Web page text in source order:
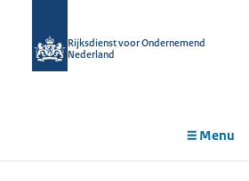
Rijksdienst voor Ondernemend
Nederland
Menu